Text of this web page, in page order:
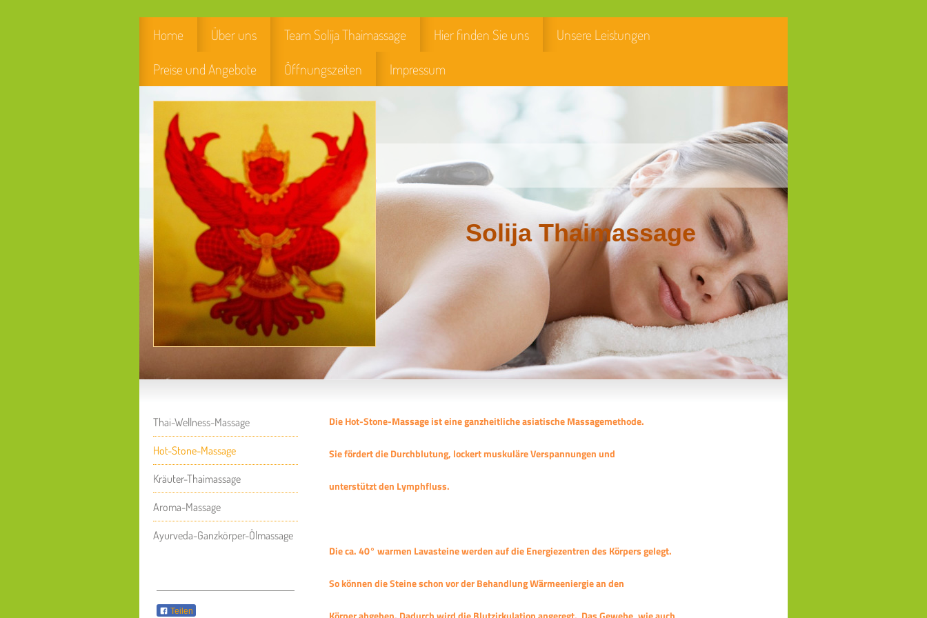
Home Über uns Team Solija Thaimassage Hier finden Sie uns
Unsere Leistungen
Preise und Angebote
Öffnungszeiten Impressum
Solija Thaimassage
Thai-Wellness-Massage
Hot-Stone-Massage
Kräuter-Thaimassage
Aroma-Massage
Ayurveda-Ganzkörper-Ölmassage
Teilen
Die Hot-Stone-Massage ist eine ganzheitliche asiatische Massagemethode.
Sie fördert die Durchblutung, lockert muskuläre Verspannungen und
unterstützt den Lymphfluss.
Die ca. 40° warmen Lavasteine werden auf die Energiezentren des Körpers gelegt.
So können die Steine schon vor der Behandlung Wärmeeniergie an den